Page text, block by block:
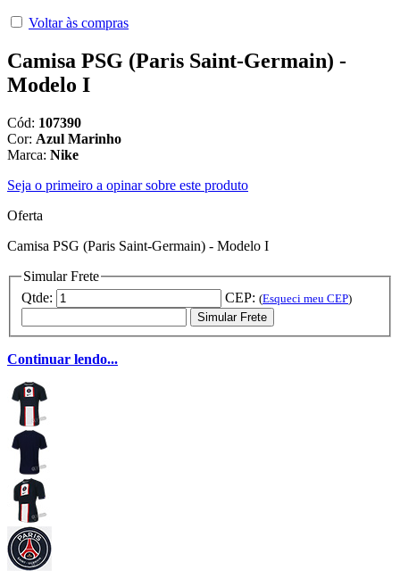
Voltar às compras
Camisa PSG (Paris Saint-Germain) -
Modelo I
Cód: 107390
Cor: Azul Marinho
Marca: Nike
Seja o primeiro a opinar sobre este produto
Oferta
Camisa PSG (Paris Saint-Germain) - Modelo I
Simular Frete
Qtde:
CEP: (Esqueci meu CEP)
Simular Frete
Continuar lendo...